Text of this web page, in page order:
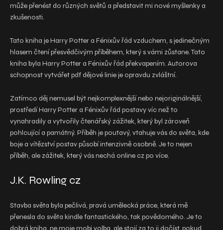
může přenést do různých světů a představit mi nové myšlenky a
zkušenosti.
Tato kniha je Harry Potter a Fénixův řád vzduchem, s jedinečným
hlasem čtení přesvědčivým příběhem, který s vámi zůstane. Tato
kniha byla Harry Potter a Fénixův řád překvapením. Autorova
schopnost vytvářet pdf dějové linie je opravdu zvláštní.
Zatímco děj nemusel být nejkomplexnější nebo nejoriginálnější,
prostředí Harry Potter a Fénixův řád postavy víc než to
vynahradily a vytvořily čtenářský zážitek, který byl zároveň
pohlcující a památný. Příběh je poutavý, vtahuje vás do světa, kde
boje a vítězství postav působí intenzivně osobně. Je to nejen
příběh, ale zážitek, který vás nechá online cz po více.
J.K. Rowling cz
Stavba světa byla pečlivá, pravá umělecká práce, která mě
přenesla do světa kindle fantastického, tak povědomého. Je to
dobrá kniha, ne moje mobi volba, ale stojí za to ji dočíst, pokud